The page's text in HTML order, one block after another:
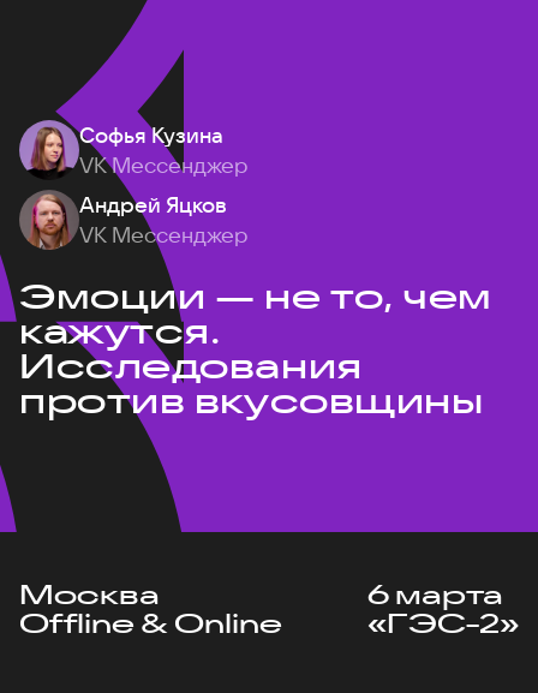
Софья Кузина
VK Мессенджер
Андрей Яцков
VK Мессенджер
Эмоции — не то, чем
кажутся.
Исследования
против вкусовщины
Москва
Offline & Online
6 марта
«ГЭС-2»